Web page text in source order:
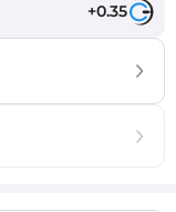
+0.35